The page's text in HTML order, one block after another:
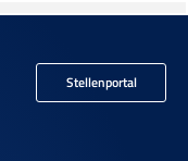
Stellenportal